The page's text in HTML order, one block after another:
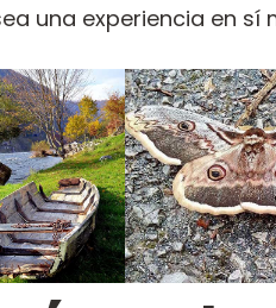
una experiencia en sí